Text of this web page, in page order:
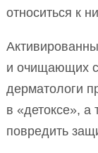
относиться к
и очищающих
дерматологи
в «детоксе», а
повредить